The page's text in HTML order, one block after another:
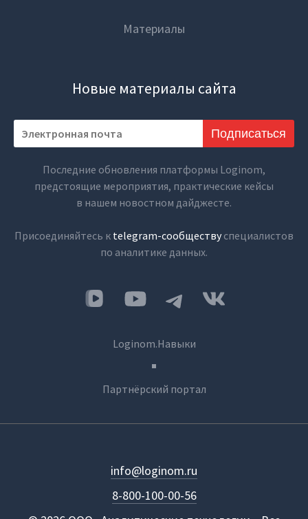
Материалы
Новые материалы сайта
Подписаться
Последние обновления платформы Loginom,
предстоящие мероприятия, практические кейсы
в нашем новостном дайджесте.
Присоединяйтесь к telegram-сообществу специалистов
по аналитике данных.
Loginom.Навыки
Партнёрский портал
8-800-100-00-56
info@loginom.ru